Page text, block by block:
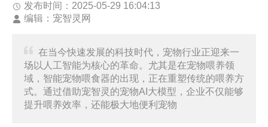
发布时间：2025-05-29 16:04:13
编辑：宠智灵网
在当今快速发展的科技时代，宠物行业正迎来一
场以人工智能为核心的革命。尤其是在宠物喂养领
域，智能宠物喂食器的出现，正在重塑传统的喂养方
式。通过借助宠智灵的宠物AI大模型，企业不仅能够
提升喂养效率，还能极大地便利宠物